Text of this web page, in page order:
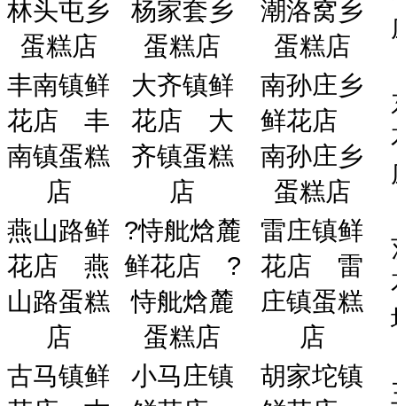
林头屯乡
蛋糕店
杨家套乡
蛋糕店
潮洛窝乡
蛋糕店
丰南镇鲜
花店
丰
南镇蛋糕
店
大齐镇鲜
花店
大
齐镇蛋糕
店
南孙庄乡
鲜花店
南孙庄乡
蛋糕店
燕山路鲜
花店
燕
山路蛋糕
店
?恃舭焓麓
鲜花店
?
恃舭焓麓
蛋糕店
雷庄镇鲜
花店
雷
庄镇蛋糕
店
古马镇鲜
小马庄镇
胡家坨镇